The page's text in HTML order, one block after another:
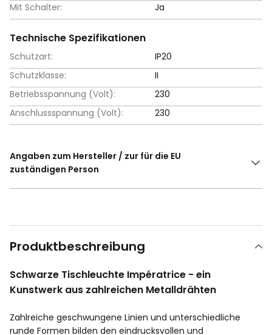
Mit Schalter:
Ja
Technische Spezifikationen
Schutzart:
IP20
Schutzklasse:
II
Betriebsspannung (Volt):
230
Anschlussspannung (Volt):
230
Angaben zum Hersteller / zur für die EU
zuständigen Person
Produktbeschreibung
Schwarze Tischleuchte Impératrice - ein
Kunstwerk aus zahlreichen Metalldrähten
Zahlreiche geschwungene Linien und unterschiedliche
runde Formen bilden den eindrucksvollen und